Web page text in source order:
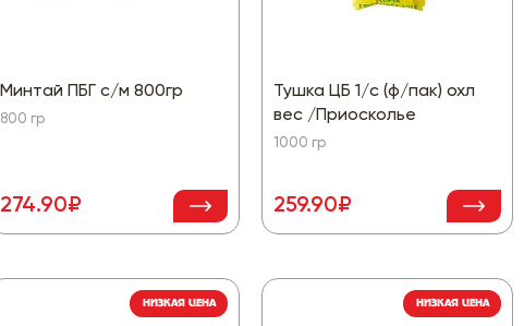
Минтай ПБГ с/м 800гр
800 гр
274.90₽
Тушка ЦБ 1/с (ф/пак) охл
вес /Приосколье
1000 гр
259.90₽
НИЗКАЯ ЦЕНА НИЗКАЯ ЦЕНА